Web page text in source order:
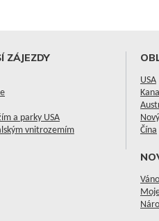
ZÁJEZDY
a parky USA
vnitrozemím
USA
Čína